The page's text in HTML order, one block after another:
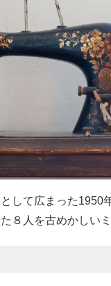
して広まった1950
８人を古めかしい